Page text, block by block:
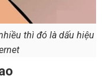
thì đó là dấu hiệu